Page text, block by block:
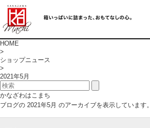
HOME
>
ショップニュース
>
2021年5月
かなざわはこまち
ブログの 2021年5月 のアーカイブを表示しています。